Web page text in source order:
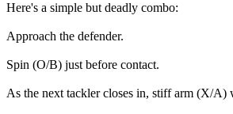
Here's a simple but deadly combo:
Approach the defender.
Spin (O/B) just before contact.
As the next tackler closes in, stiff arm (X/A)